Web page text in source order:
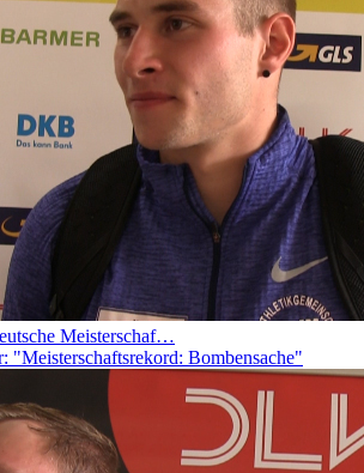
Meisterschaf…
"Meisterschaftsrekord: Bombensache"